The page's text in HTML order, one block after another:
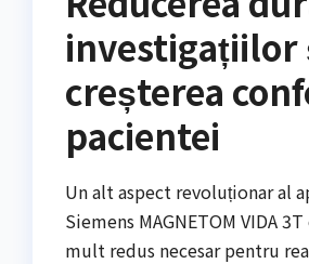
investigațiilor
creșterea
pacientei
Un alt aspect revoluționar al
Siemens MAGNETOM VIDA
mult redus necesar pentru